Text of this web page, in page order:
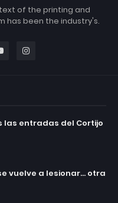
of the printing and
has been the industry's.
entradas del Cortijo
vuelve a lesionar... otra